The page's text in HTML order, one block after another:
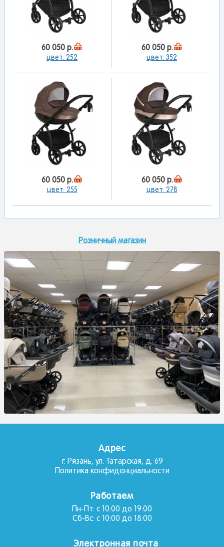
60 050 р.
цвет: 252
60 050 р.
цвет: 352
60 050 р.
цвет: 255
60 050 р.
цвет: 278
Розничный магазин
Адрес
г. Рязань, ул. Татарская, д. 69
Политика конфиденциальности
Работаем
Пн-Пт: с 10:00 до 19:00
Сб-Вс: с 10:00 до 18:00
Электронная почта